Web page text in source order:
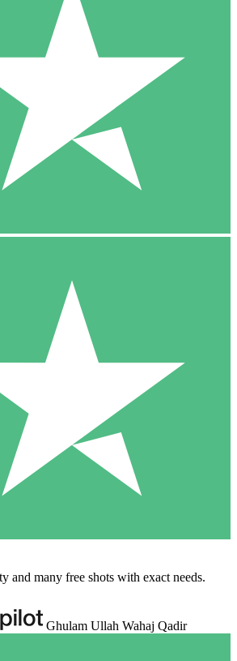
and many free shots with exact needs.
Ghulam Ullah Wahaj Qadir